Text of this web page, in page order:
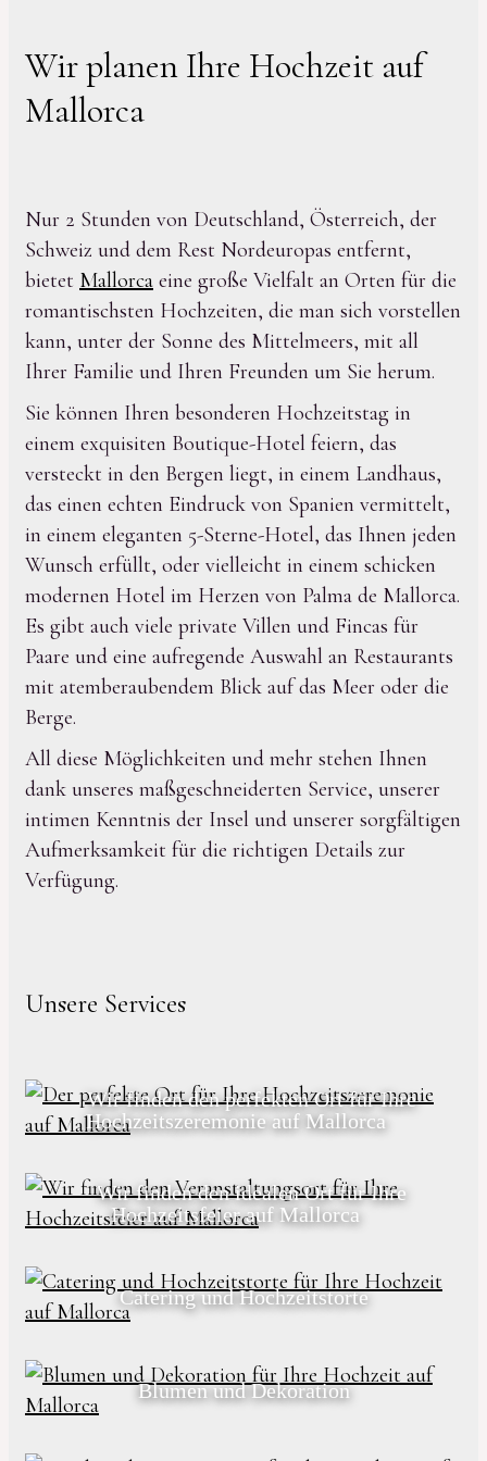
Wir planen Ihre Hochzeit auf
Mallorca
Nur 2 Stunden von Deutschland, Österreich, der
Schweiz und dem Rest Nordeuropas entfernt,
bietet Mallorca eine große Vielfalt an Orten für die
romantischsten Hochzeiten, die man sich vorstellen
kann, unter der Sonne des Mittelmeers, mit all
Ihrer Familie und Ihren Freunden um Sie herum.
Sie können Ihren besonderen Hochzeitstag in
einem exquisiten Boutique-Hotel feiern, das
versteckt in den Bergen liegt, in einem Landhaus,
das einen echten Eindruck von Spanien vermittelt,
in einem eleganten 5-Sterne-Hotel, das Ihnen jeden
Wunsch erfüllt, oder vielleicht in einem schicken
modernen Hotel im Herzen von Palma de Mallorca.
Es gibt auch viele private Villen und Fincas für
Paare und eine aufregende Auswahl an Restaurants
mit atemberaubendem Blick auf das Meer oder die
Berge.
All diese Möglichkeiten und mehr stehen Ihnen
dank unseres maßgeschneiderten Service, unserer
intimen Kenntnis der Insel und unserer sorgfältigen
Aufmerksamkeit für die richtigen Details zur
Verfügung.
Unsere Services
Wir finden den perfekten Ort für Ihre
Hochzeitszeremonie auf Mallorca
Wir finden den idealen Ort für Ihre
Hochzeitsfeier auf Mallorca
Catering und Hochzeitstorte
Blumen und Dekoration